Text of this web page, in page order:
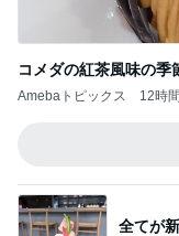
コメダの紅茶風味の季
Amebaトピックス 12時
全てが